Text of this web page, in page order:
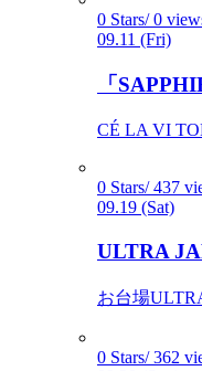
0 Stars/ 0
09.11 (Fri)
「
CÉ LA VI
0 Stars/ 437
09.19 (Sat)
ULTRA
お台場
0 Stars/ 362